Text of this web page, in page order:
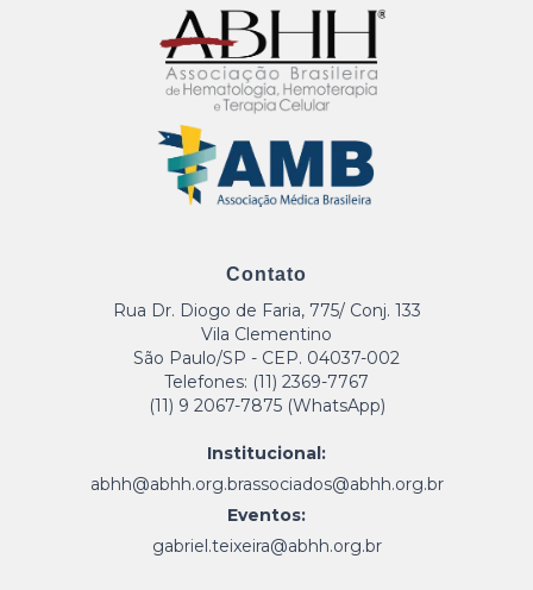
Contato
Rua Dr. Diogo de Faria, 775/ Conj. 133
Vila Clementino
São Paulo/SP - CEP. 04037-002
Telefones: (11) 2369-7767
(11) 9 2067-7875 (WhatsApp)
Institucional:
abhh@abhh.org.brassociados@abhh.org.br
Eventos:
gabriel.teixeira@abhh.org.br